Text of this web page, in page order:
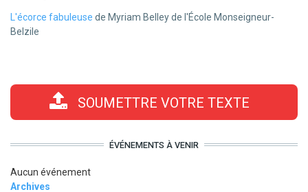
L'écorce fabuleuse de Myriam Belley de l'École Monseigneur-
Belzile
SOUMETTRE VOTRE TEXTE
ÉVÉNEMENTS À VENIR
Aucun événement
Archives